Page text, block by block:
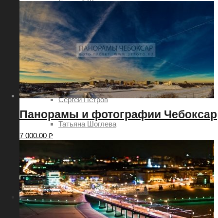
Евгений Шаров
Наталия Овсянникова
Роман Петров
Руслан Акимов
Сергей Петров
Татьяна Шоглева
Дмитрий Леонтьев
Услуги
Панорамы и фотографии Чебоксар
7 000.00 ₽